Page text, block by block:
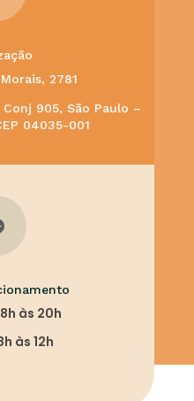
2781
905, São Paulo –
04035-001
às 20h
às 12h